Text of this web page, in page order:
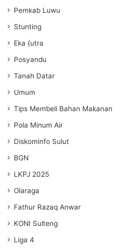
Pemkab Luwu
Stunting
Eka {utra
Posyandu
Tanah Datar
Umum
Tips Membeli Bahan Makanan
Pola Minum Air
Diskominfo Sulut
BGN
LKPJ 2025
Olaraga
Fathur Razaq Anwar
KONI Sulteng
Liga 4